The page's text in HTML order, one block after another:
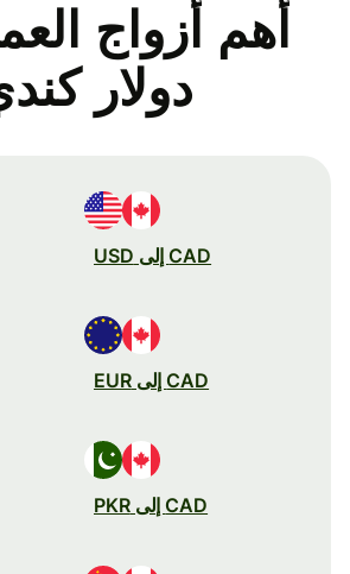
أهم أزواج
دولار
CAD إلى USD
CAD إلى EUR
CAD إلى PKR